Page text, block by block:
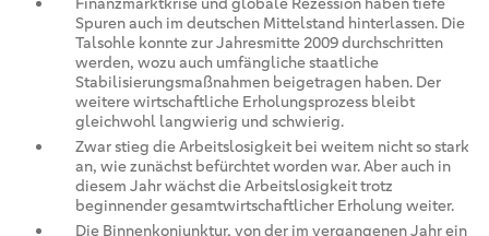
Spuren auch im deutschen Mittelstand hinterlassen. Die
Talsohle konnte zur Jahresmitte 2009 durchschritten
werden, wozu auch umfängliche staatliche
Stabilisierungsmaßnahmen beigetragen haben. Der
weitere wirtschaftliche Erholungsprozess bleibt
gleichwohl langwierig und schwierig.
Zwar stieg die Arbeitslosigkeit bei weitem nicht so stark
an, wie zunächst befürchtet worden war. Aber auch in
diesem Jahr wächst die Arbeitslosigkeit trotz
beginnender gesamtwirtschaftlicher Erholung weiter.
Die Binnenkonjunktur, von der im vergangenen Jahr ein